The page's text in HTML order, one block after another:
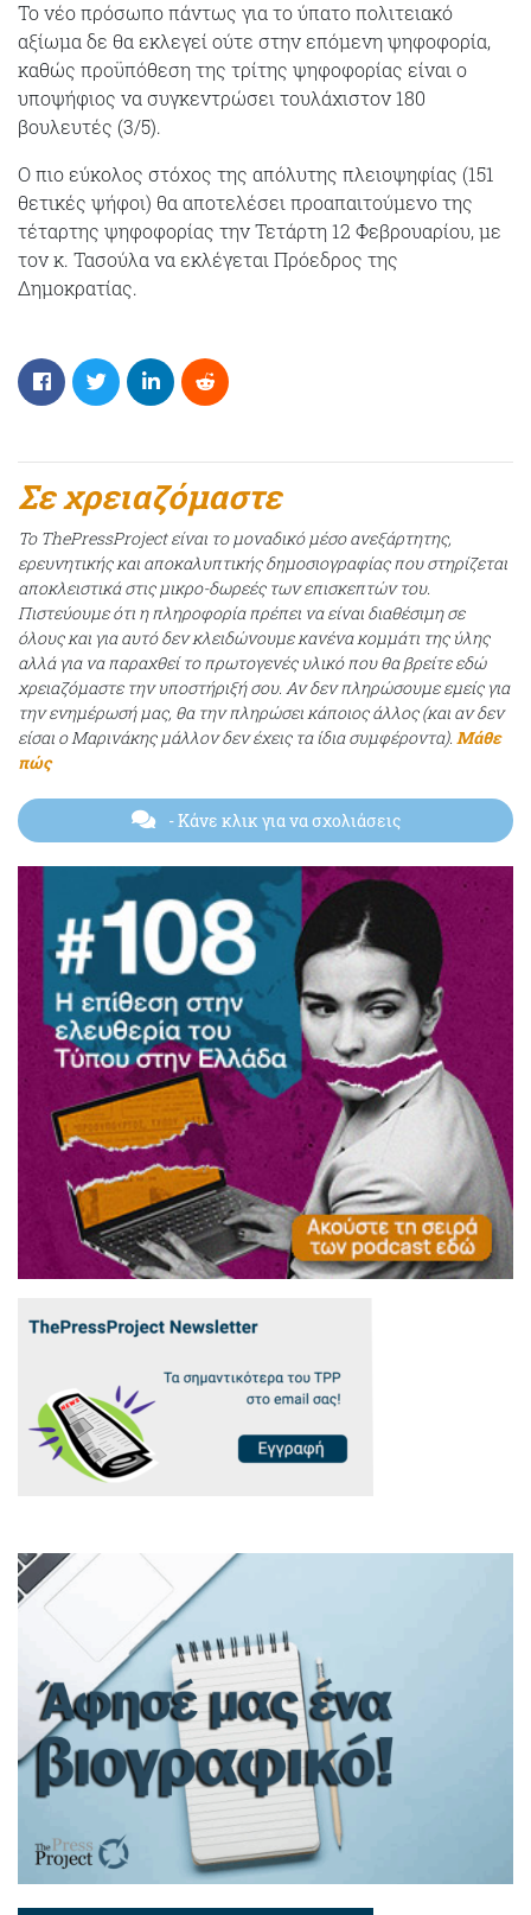
Το νέο πρόσωπο πάντως για το ύπατο πολιτειακό
αξίωμα δε θα εκλεγεί ούτε στην επόμενη ψηφοφορία,
καθώς προϋπόθεση της τρίτης ψηφοφορίας είναι ο
υποψήφιος να συγκεντρώσει τουλάχιστον 180
βουλευτές (3/5).
Ο πιο εύκολος στόχος της απόλυτης πλειοψηφίας (151
θετικές ψήφοι) θα αποτελέσει προαπαιτούμενο της
τέταρτης ψηφοφορίας την Τετάρτη 12 Φεβρουαρίου, με
τον κ. Τασούλα να εκλέγεται Πρόεδρος της
Δημοκρατίας.
Σε χρειαζόμαστε
Το ThePressProject είναι το μοναδικό μέσο ανεξάρτητης,
ερευνητικής και αποκαλυπτικής δημοσιογραφίας που στηρίζεται
αποκλειστικά στις μικρο-δωρεές των επισκεπτών του.
Πιστεύουμε ότι η πληροφορία πρέπει να είναι διαθέσιμη σε
όλους και για αυτό δεν κλειδώνουμε κανένα κομμάτι της ύλης
αλλά για να παραχθεί το πρωτογενές υλικό που θα βρείτε εδώ
χρειαζόμαστε την υποστήριξή σου. Αν δεν πληρώσουμε εμείς για
την ενημέρωσή μας, θα την πληρώσει κάποιος άλλος (και αν δεν
είσαι ο Μαρινάκης μάλλον δεν έχεις τα ίδια συμφέροντα). Μάθε
πώς
- Κάνε κλικ για να σχολιάσεις